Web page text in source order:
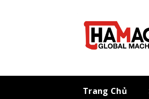
Trang Chủ